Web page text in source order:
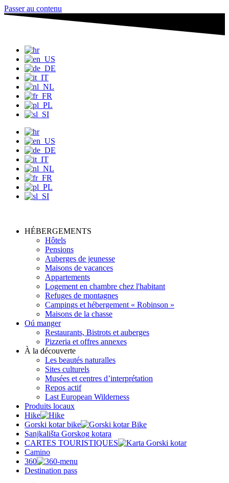
Passer au contenu
HÉBERGEMENTS
Hôtels
Pensions
Auberges de jeunesse
Maisons de vacances
Appartements
Logement en chambre chez l'habitant
Refuges de montagnes
Campings et hébergement « Robinson »
Maisons de la chasse
Oú manger
Restaurants, Bistrots et auberges
Pizzeria et offres annexes
À la découverte
Les beautés naturalles
Sites culturels
Musées et centres d’interprétation
Repos actif
Last European Wilderness
Produits locaux
Hike
Gorski kotar bike
Sanjkališta Gorskog kotara
CARTES TOURISTIQUES
Camino
360
Destination pass